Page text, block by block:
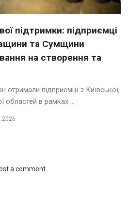
підтримки: підприємці
та Сумщини
на створення та
отримали підприємці з Київської,
областей в рамках ...
a comment.